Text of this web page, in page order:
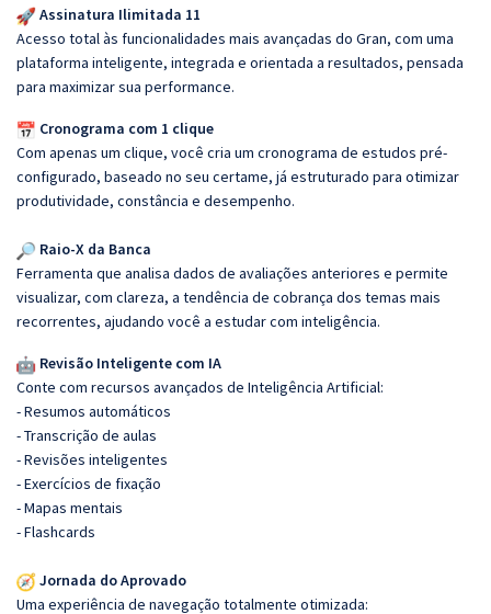
Assinatura Ilimitada 11
Acesso total às funcionalidades mais avançadas do Gran, com uma
plataforma inteligente, integrada e orientada a resultados, pensada
para maximizar sua performance.
Cronograma com 1 clique
Com apenas um clique, você cria um cronograma de estudos pré-
configurado, baseado no seu certame, já estruturado para otimizar
produtividade, constância e desempenho.
Raio-X da Banca
Ferramenta que analisa dados de avaliações anteriores e permite
visualizar, com clareza, a tendência de cobrança dos temas mais
recorrentes, ajudando você a estudar com inteligência.
Revisão Inteligente com IA
Conte com recursos avançados de Inteligência Artificial:
- Resumos automáticos
- Transcrição de aulas
- Revisões inteligentes
- Exercícios de fixação
- Mapas mentais
- Flashcards
Jornada do Aprovado
Uma experiência de navegação totalmente otimizada: